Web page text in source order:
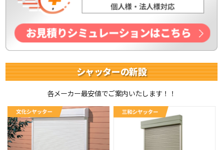
シャッターの新設
各メーカー最安値でご案内いたします！！